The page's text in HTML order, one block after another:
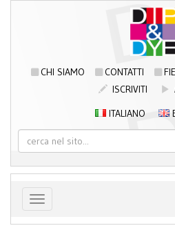
CHI SIAMO CONTATTI
ISCRIVITI
ITALIANO
Toggle navigation